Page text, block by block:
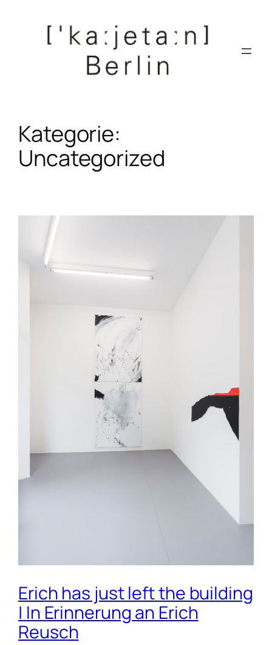
Kategorie:
Uncategorized
Erich has just left the building
| In Erinnerung an Erich
Reusch